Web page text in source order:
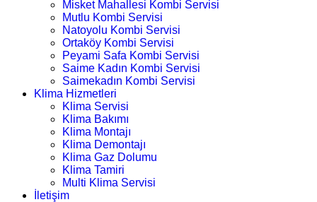
Misket Mahallesi Kombi Servisi
Mutlu Kombi Servisi
Natoyolu Kombi Servisi
Ortaköy Kombi Servisi
Peyami Safa Kombi Servisi
Saime Kadın Kombi Servisi
Saimekadın Kombi Servisi
Klima Hizmetleri
Klima Servisi
Klima Bakımı
Klima Montajı
Klima Demontajı
Klima Gaz Dolumu
Klima Tamiri
Multi Klima Servisi
İletişim